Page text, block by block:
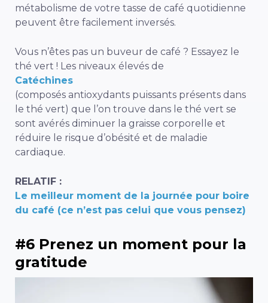
métabolisme de votre tasse de café quotidienne
peuvent être facilement inversés.
Vous n’êtes pas un buveur de café ? Essayez le
thé vert ! Les niveaux élevés de
Catéchines
(composés antioxydants puissants présents dans
le thé vert) que l’on trouve dans le thé vert se
sont avérés diminuer la graisse corporelle et
réduire le risque d’obésité et de maladie
cardiaque.
RELATIF :
Le meilleur moment de la journée pour boire
du café (ce n’est pas celui que vous pensez)
#6 Prenez un moment pour la
gratitude